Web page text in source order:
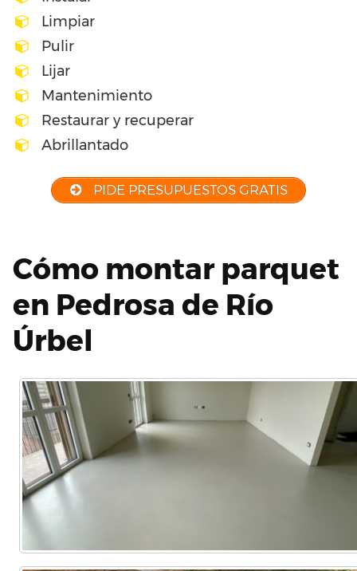
Limpiar
Pulir
Lijar
Mantenimiento
Restaurar y recuperar
Abrillantado
PIDE PRESUPUESTOS GRATIS
Cómo montar parquet
en Pedrosa de Río
Úrbel